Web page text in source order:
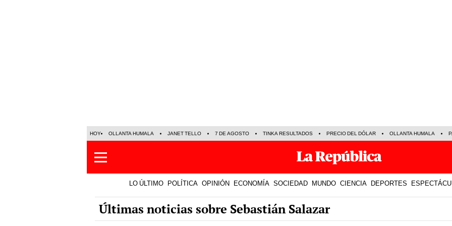
HOY OLLANTA HUMALA JANET TELLO 7 DE AGOSTO TINKA RESULTADOS PRECIO DEL DÓLAR OLLANTA HUMALA
LO ÚLTIMO POLÍTICA OPINIÓN ECONOMÍA SOCIEDAD MUNDO CIENCIA DEPORTES
Últimas noticias sobre Sebastián Salazar